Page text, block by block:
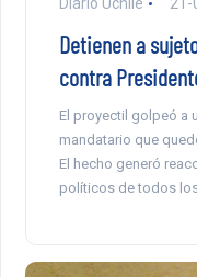
Detienen a
contra
El proyectil golpeó a
mandatario que
El hecho generó
políticos de todos